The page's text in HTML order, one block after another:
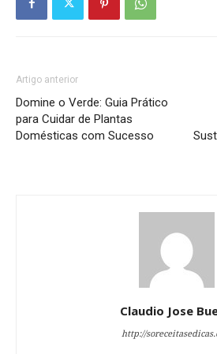
Artigo anterior
Domine o Verde: Guia Prático
para Cuidar de Plantas
Domésticas com Sucesso
Claudio Jose
http://